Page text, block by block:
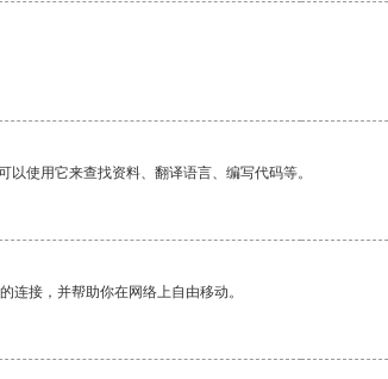
使用它来查找资料、翻译语言、编写代码等。
连接，并帮助你在网络上自由移动。